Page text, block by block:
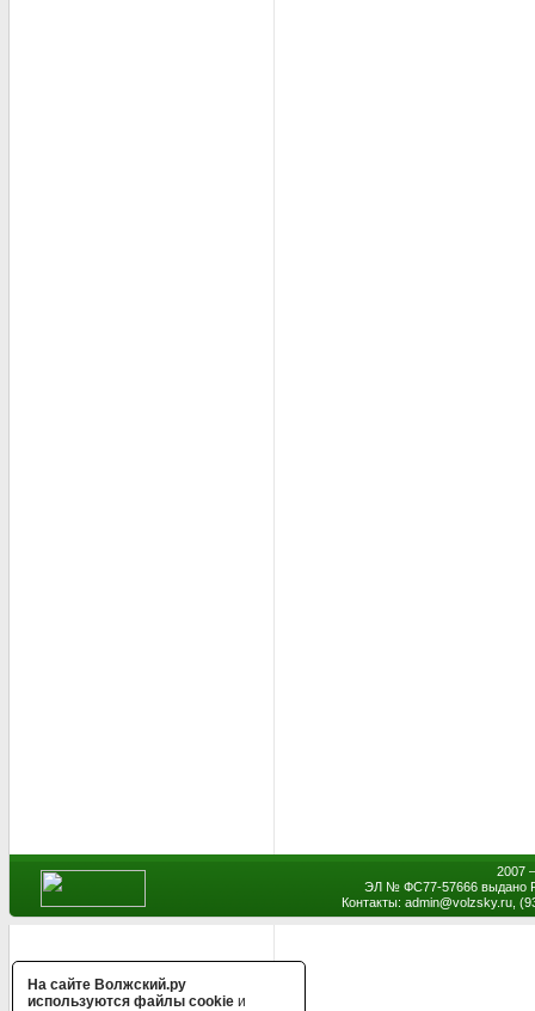
2007
ЭЛ № ФС77-57666 выдано
Контакты: admin@volzsky.ru,
На сайте Волжский.ру
используются файлы cookie и